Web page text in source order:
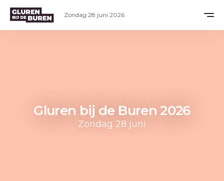
Gluren bij de Buren 2026
Zondag 28 juni
Zondag 28 juni 2026